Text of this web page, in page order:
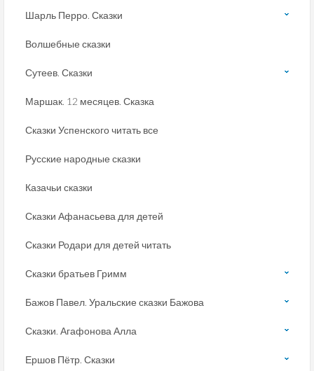
Шарль Перро. Сказки
Волшебные сказки
Сутеев. Сказки
Маршак. 12 месяцев. Сказка
Сказки Успенского читать все
Русские народные сказки
Казачьи сказки
Сказки Афанасьева для детей
Сказки Родари для детей читать
Сказки братьев Гримм
Бажов Павел. Уральские сказки Бажова
Сказки. Агафонова Алла
Ершов Пётр. Сказки